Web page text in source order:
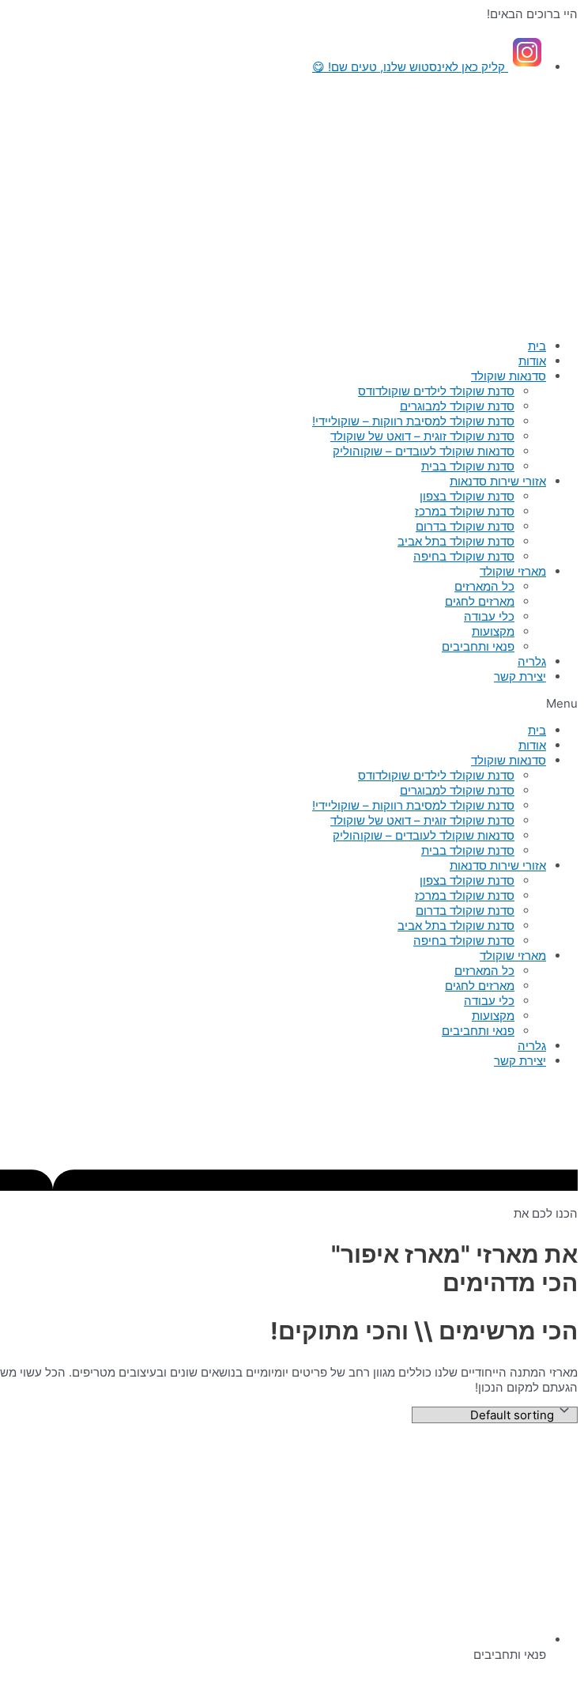
דילוג
היי ברוכים הבאים!
קליק כאן לאינסטוש שלנו, טעים שם! 😋
בית
אודות
סדנאות שוקולד
סדנת שוקולד לילדים שוקולדודס
סדנת שוקולד למבוגרים
סדנת שוקולד למסיבת רווקות – שוקוליידי!
סדנת שוקולד זוגית – דואט של שוקולד
סדנאות שוקולד לעובדים – שוקוהוליק
סדנת שוקולד בבית
אזורי שירות סדנאות
סדנת שוקולד בצפון
סדנת שוקולד במרכז
סדנת שוקולד בדרום
סדנת שוקולד בתל אביב
סדנת שוקולד בחיפה
מארזי שוקולד
כל המארזים
מארזים לחגים
כלי עבודה
מקצועות
פנאי ותחביבים
גלריה
יצירת קשר
Menu
בית
אודות
סדנאות שוקולד
סדנת שוקולד לילדים שוקולדודס
סדנת שוקולד למבוגרים
סדנת שוקולד למסיבת רווקות – שוקוליידי!
סדנת שוקולד זוגית – דואט של שוקולד
סדנאות שוקולד לעובדים – שוקוהוליק
סדנת שוקולד בבית
אזורי שירות סדנאות
סדנת שוקולד בצפון
סדנת שוקולד במרכז
סדנת שוקולד בדרום
סדנת שוקולד בתל אביב
סדנת שוקולד בחיפה
מארזי שוקולד
כל המארזים
מארזים לחגים
כלי עבודה
מקצועות
פנאי ותחביבים
גלריה
יצירת קשר
הכנו לכם את
את מארזי "מארז איפור"
הכי מדהימים
הכי מרשימים \\ והכי מתוקים!
מארזי המתנה הייחודיים שלנו כוללים מגוון רחב של פריטים יומיומיים בנושאים שונים ובעיצובים מטריפים. הכל
הגעתם למקום הנכון!
פנאי ותחביבים